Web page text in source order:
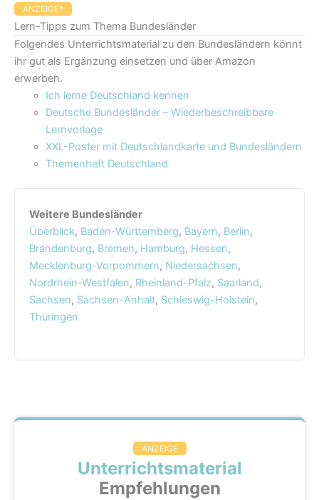
ANZEIGE*
Lern-Tipps zum Thema Bundesländer
Folgendes Unterrichtsmaterial zu den Bundesländern könnt
ihr gut als Ergänzung einsetzen und über Amazon
erwerben.
Ich lerne Deutschland kennen
Deutsche Bundesländer – Wiederbeschreibbare
Lernvorlage
XXL-Poster mit Deutschlandkarte und Bundesländern
Themenheft Deutschland
Weitere Bundesländer
Überblick, Baden-Württemberg, Bayern, Berlin,
Brandenburg, Bremen, Hamburg, Hessen,
Mecklenburg-Vorpommern, Niedersachsen,
Nordrhein-Westfalen, Rheinland-Pfalz, Saarland,
Sachsen, Sachsen-Anhalt, Schleswig-Holstein,
Thüringen
ANZEIGE
Unterrichtsmaterial
Empfehlungen